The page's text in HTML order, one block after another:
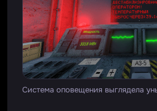
Система оповещения выглядела